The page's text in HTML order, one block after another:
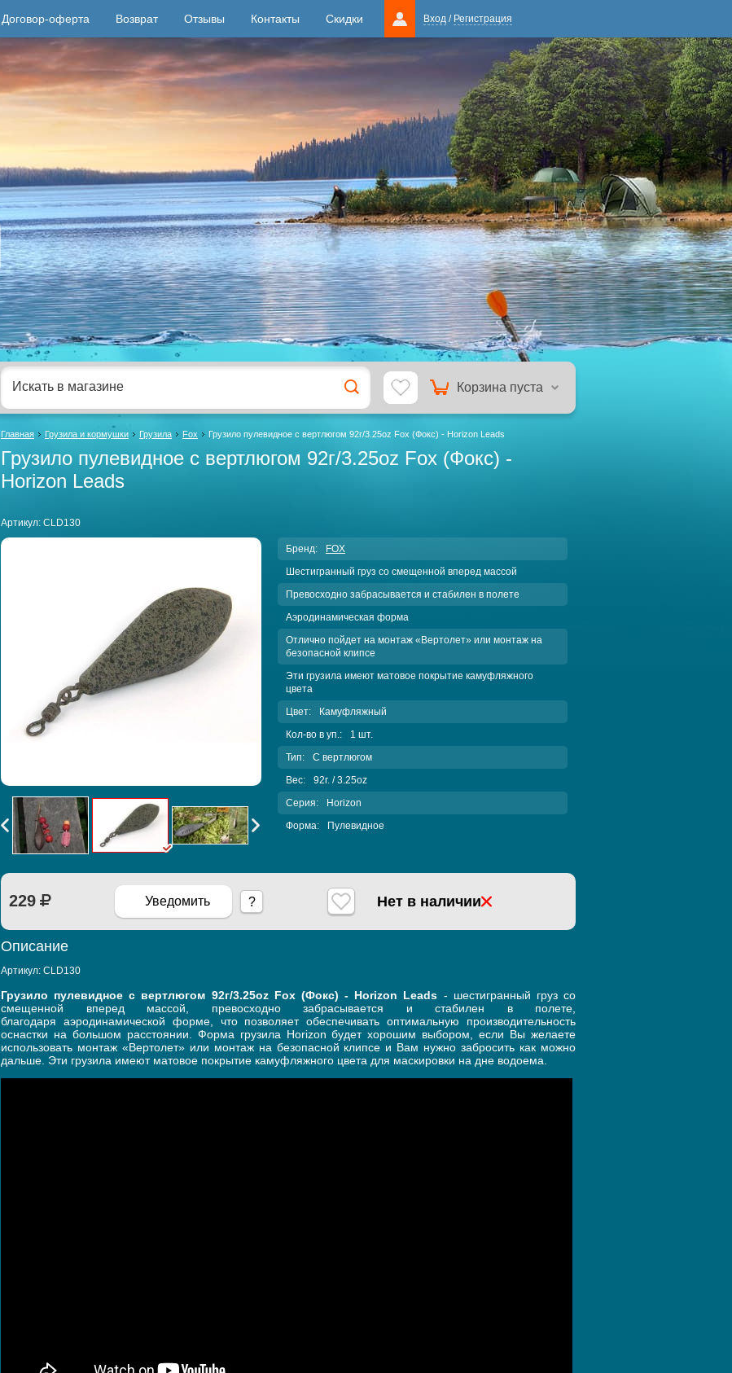
Договор-оферта Возврат Отзывы Контакты Скидки Вход / Регистрация
Корзина пуста
Главная Грузила и кормушки Грузила Fox Грузило пулевидное с вертлюгом 92г/3.25oz Fox (Фокс) - Horizon Leads
Грузило пулевидное с вертлюгом 92г/3.25oz Fox (Фокс) -
Horizon Leads
Артикул: CLD130
Бренд:
FOX
Шестигранный груз со смещенной вперед массой
Превосходно забрасывается и стабилен в полете
Аэродинамическая форма
Отлично пойдет на монтаж «Вертолет» или монтаж на
безопасной клипсе
Эти грузила имеют матовое покрытие камуфляжного
цвета
Цвет:
Камуфляжный
Кол-во в уп.:
1 шт.
Тип:
С вертлюгом
Вес:
92г. / 3.25oz
Серия:
Horizon
Форма:
Пулевидное
229 Уведомить ? Нет в наличии
Описание
Артикул: CLD130
Грузило пулевидное с вертлюгом 92г/3.25oz Fox (Фокс) - Horizon Leads - шестигранный груз со
смещенной вперед массой, превосходно забрасывается и стабилен в полете,
благодаря аэродинамической форме, что позволяет обеспечивать оптимальную производительность
оснастки на большом расстоянии. Форма грузила Horizon будет хорошим выбором, если Вы желаете
использовать монтаж «Вертолет» или монтаж на безопасной клипсе и Вам нужно забросить как можно
дальше. Эти грузила имеют матовое покрытие камуфляжного цвета для маскировки на дне водоема.